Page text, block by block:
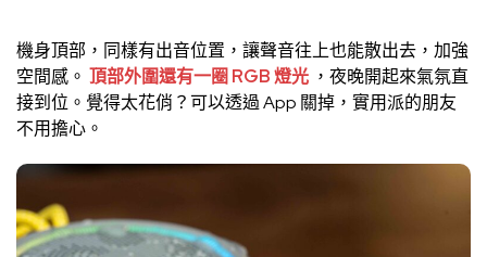
機身頂部，同樣有出音位置，讓聲音往上也能散出去，加強
空間感。 頂部外圍還有一圈 RGB 燈光 ，夜晚開起來氣氛直
接到位。覺得太花俏？可以透過 App 關掉，實用派的朋友
不用擔心。